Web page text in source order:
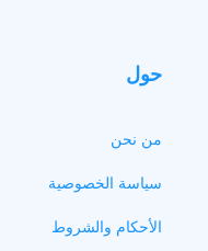
حول
من نحن
سياسة الخصوصية
الأحكام والشروط